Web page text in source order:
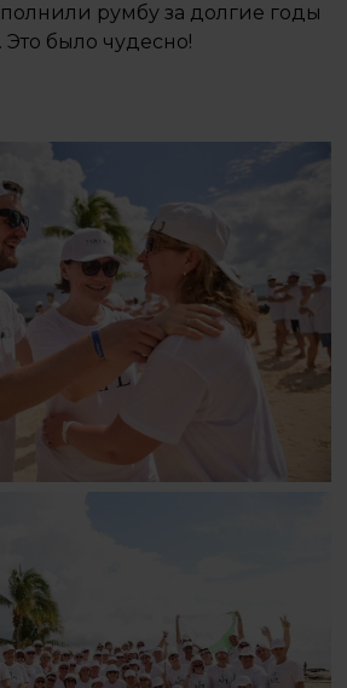
румбу за долгие годы
было чудесно!